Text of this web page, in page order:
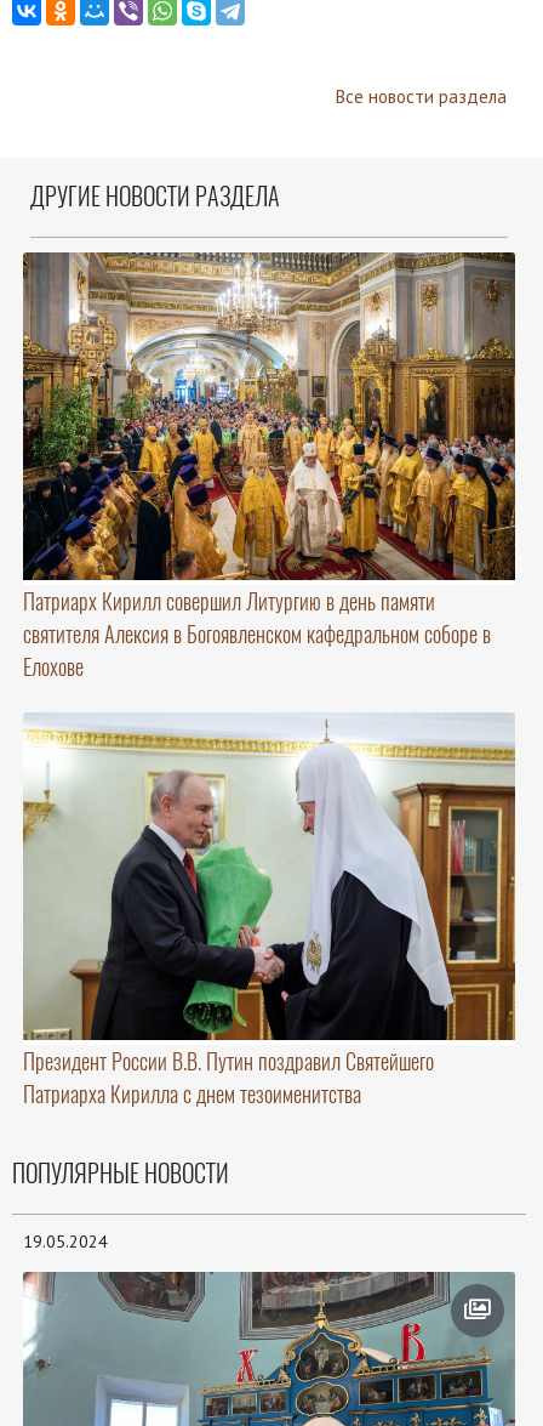
Все новости раздела
ДРУГИЕ НОВОСТИ РАЗДЕЛА
Патриарх Кирилл совершил Литургию в день памяти
святителя Алексия в Богоявленском кафедральном соборе в
Елохове
Президент России В.В. Путин поздравил Святейшего
Патриарха Кирилла с днем тезоименитства
ПОПУЛЯРНЫЕ НОВОСТИ
19.05.2024